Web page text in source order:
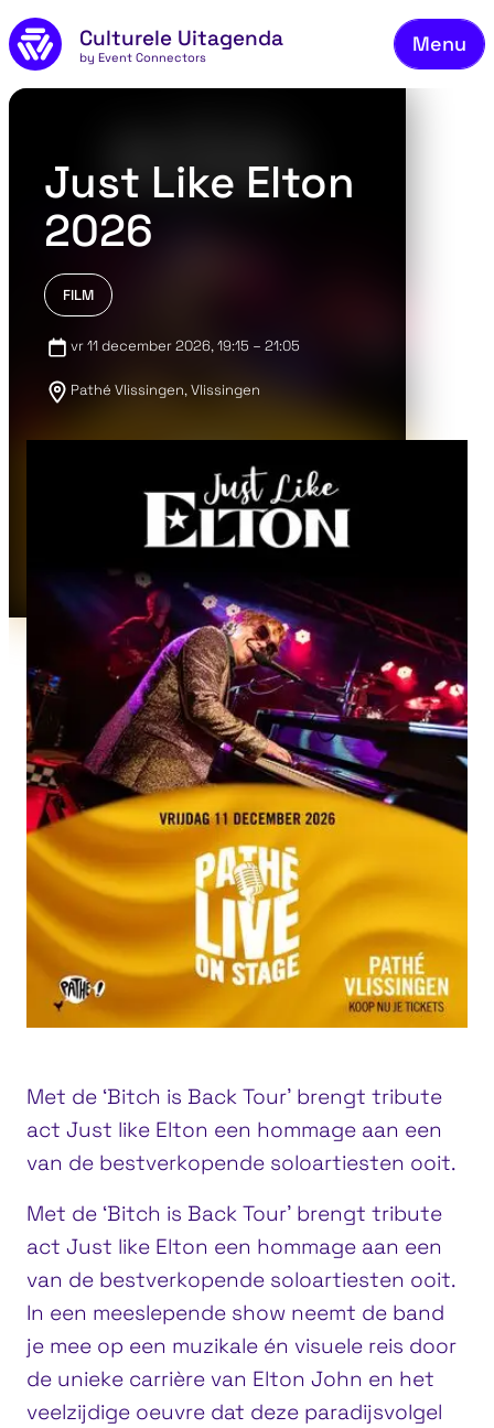
Skip to main content
Culturele Uitagenda
by Event Connectors
Menu
Just Like Elton
2026
FILM
vr 11 december 2026, 19:15 – 21:05
Pathé Vlissingen, Vlissingen
Met de ‘Bitch is Back Tour’ brengt tribute
act Just like Elton een hommage aan een
van de bestverkopende soloartiesten ooit.
Met de ‘Bitch is Back Tour’ brengt tribute
act Just like Elton een hommage aan een
van de bestverkopende soloartiesten ooit.
In een meeslepende show neemt de band
je mee op een muzikale én visuele reis door
de unieke carrière van Elton John en het
veelzijdige oeuvre dat deze paradijsvolgel